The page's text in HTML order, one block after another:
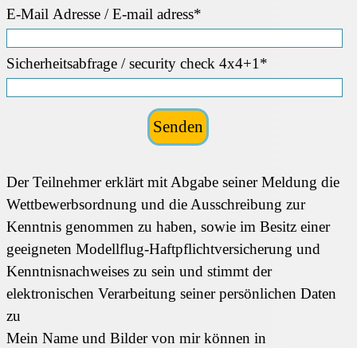
E-Mail Adresse / E-mail adress*
Sicherheitsabfrage / security check 4x4+1*
Der Teilnehmer erklärt mit Abgabe seiner Meldung die
Wettbewerbsordnung und die Ausschreibung zur
Kenntnis genommen zu haben, sowie im Besitz einer
geeigneten Modellflug-Haftpflichtversicherung und
Kenntnisnachweises zu sein und stimmt der
elektronischen Verarbeitung seiner persönlichen Daten
zu
Mein Name und Bilder von mir können in